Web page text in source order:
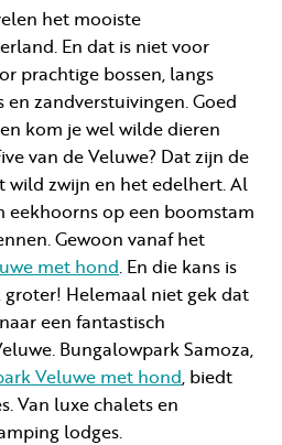
het mooiste
En dat is niet voor
prachtige bossen, langs
zandverstuivingen. Goed
kom je wel wilde dieren
van de Veluwe? Dat zijn de
wild zwijn en het edelhert. Al
eekhoorns op een boomstam
Gewoon vanaf het
met hond. En die kans is
Helemaal niet gek dat
een fantastisch
Bungalowpark Samoza,
Veluwe met hond, biedt
Van luxe chalets en
lodges.